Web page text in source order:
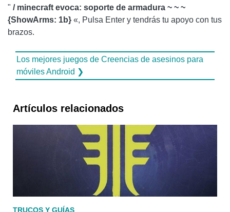
" / minecraft evoca: soporte de armadura ~ ~ ~
{ShowArms: 1b} «, Pulsa Enter y tendrás tu apoyo con tus
brazos.
Los mejores juegos de Creencias de asesinos para
móviles Android ❯
Artículos relacionados
TRUCOS Y GUÍAS